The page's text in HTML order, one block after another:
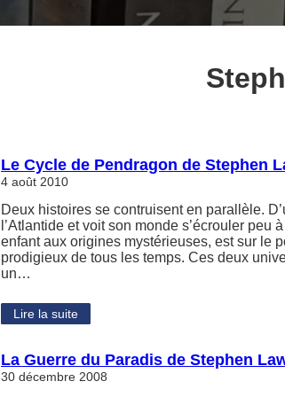
Le Cycle de Pendragon de Stephen
4 août 2010
Deux histoires se contruisent en parallèle.
l’Atlantide et voit son monde s’écrouler peu
enfant aux origines mystérieuses, est sur le
prodigieux de tous les temps. Ces deux
un…
Lire la suite
La Guerre du Paradis de Stephen
30 décembre 2008